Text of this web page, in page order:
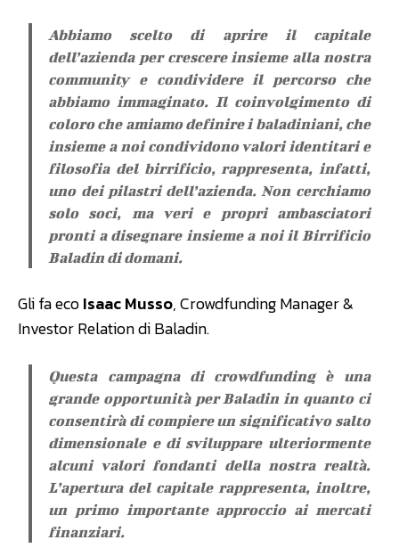
Abbiamo scelto di aprire il capitale
dell’azienda per crescere insieme alla nostra
community e condividere il percorso che
abbiamo immaginato. Il coinvolgimento di
coloro che amiamo definire i baladiniani, che
insieme a noi condividono valori identitari e
filosofia del birrificio, rappresenta, infatti,
uno dei pilastri dell’azienda. Non cerchiamo
solo soci, ma veri e propri ambasciatori
pronti a disegnare insieme a noi il Birrificio
Baladin di domani.
Gli fa ecoIsaac Musso, Crowdfunding Manager &
Investor Relation di Baladin.
Questa campagna di crowdfunding è una
grande opportunità per Baladin in quanto ci
consentirà di compiere un significativo salto
dimensionale e di sviluppare ulteriormente
alcuni valori fondanti della nostra realtà.
L’apertura del capitale rappresenta, inoltre,
un primo importante approccio ai mercati
finanziari.